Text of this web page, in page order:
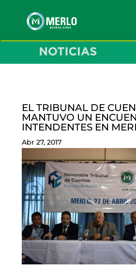
EL TRIBUNAL DE
MANTUVO UN
INTENDENTES EN
Abr 27, 2017